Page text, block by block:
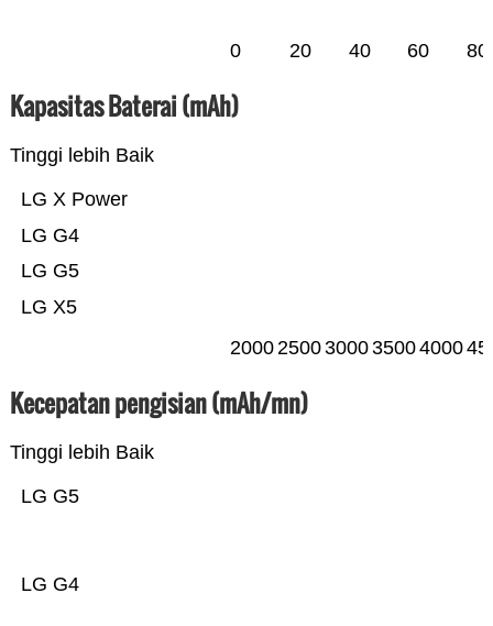
0 20 40 60 80
Kapasitas Baterai (mAh)
Tinggi lebih Baik
LG X5
LG G5
LG G4
LG X Power
20002500300035004000
Kecepatan pengisian (mAh/mn)
Tinggi lebih Baik
LG G4
LG G5